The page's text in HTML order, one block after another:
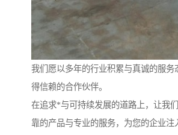
我们愿以多年的行业积累与真诚的服务
得信赖的合作伙伴。
在追求*与可持续发展的道路上，让我
靠的产品与专业的服务，为您的企业注